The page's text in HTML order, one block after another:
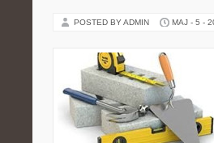
POSTED BY ADMIN MAJ - 5 -